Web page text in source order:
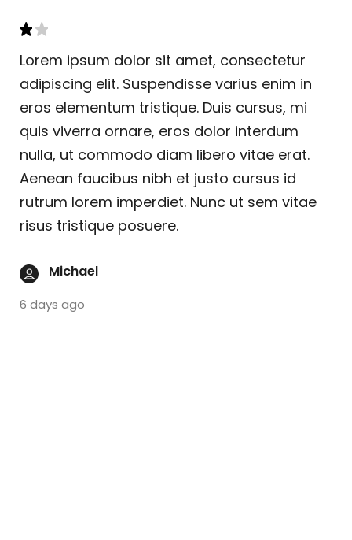
Lorem ipsum dolor sit amet, consectetur
adipiscing elit. Suspendisse varius enim in
eros elementum tristique. Duis cursus, mi
quis viverra ornare, eros dolor interdum
nulla, ut commodo diam libero vitae erat.
Aenean faucibus nibh et justo cursus id
rutrum lorem imperdiet. Nunc ut sem vitae
risus tristique posuere.
Michael
6 days ago